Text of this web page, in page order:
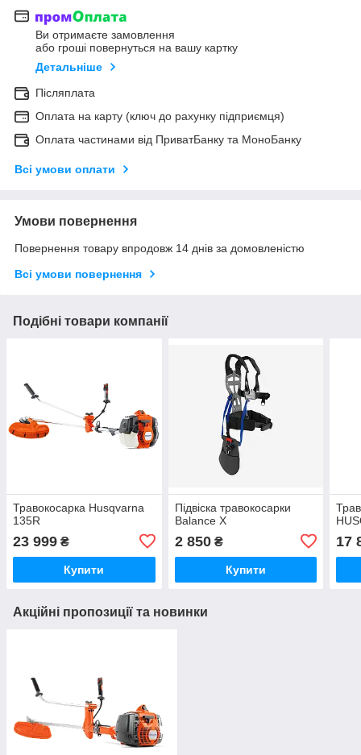
Ви отримаєте замовлення
або гроші повернуться на вашу картку
Детальніше
Післяплата
Оплата на карту (ключ до рахунку підприємця)
Оплата частинами від ПриватБанку та МоноБанку
Всі умови оплати
Умови повернення
Повернення товару впродовж 14 днів за домовленістю
Всі умови повернення
Подібні товари компанії
Травокосарка Husqvarna
135R
23 999 ₴
Купити
Підвіска травокосарки
Balance X
2 850₴
Купити
17
Акційні пропозиції та новинки